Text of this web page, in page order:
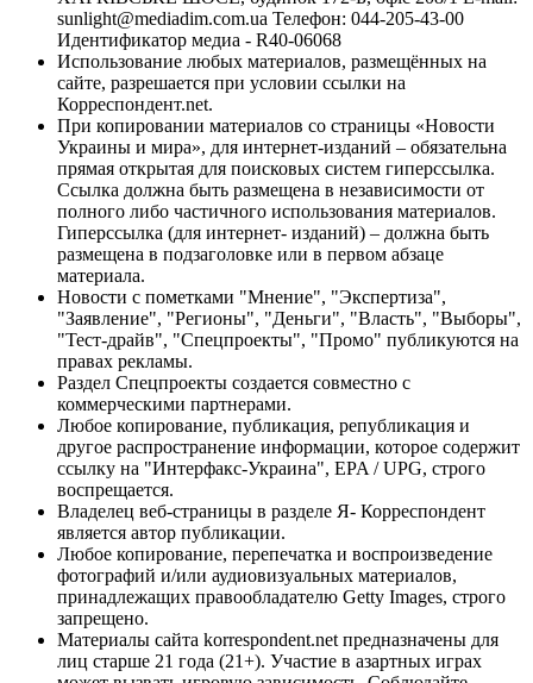
sunlight@mediadim.com.ua Телефон: 044-205-43-00
Идентификатор медиа - R40-06068
Использование любых материалов, размещённых на
сайте, разрешается при условии ссылки на
Корреспондент.net.
При копировании материалов со страницы «Новости
Украины и мира», для интернет-изданий – обязательна
прямая открытая для поисковых систем гиперссылка.
Ссылка должна быть размещена в независимости от
полного либо частичного использования материалов.
Гиперссылка (для интернет- изданий) – должна быть
размещена в подзаголовке или в первом абзаце
материала.
Новости с пометками "Мнение", "Экспертиза",
"Заявление", "Регионы", "Деньги", "Власть", "Выборы",
"Тест-драйв", "Спецпроекты", "Промо" публикуются на
правах рекламы.
Раздел Спецпроекты создается совместно с
коммерческими партнерами.
Любое копирование, публикация, републикация и
другое распространение информации, которое содержит
ссылку на "Интерфакс-Украина", EPA / UPG, строго
воспрещается.
Владелец веб-страницы в разделе Я- Корреспондент
является автор публикации.
Любое копирование, перепечатка и воспроизведение
фотографий и/или аудиовизуальных материалов,
принадлежащих правообладателю Getty Images, строго
запрещено.
Материалы сайта korrespondent.net предназначены для
лиц старше 21 года (21+). Участие в азартных играх